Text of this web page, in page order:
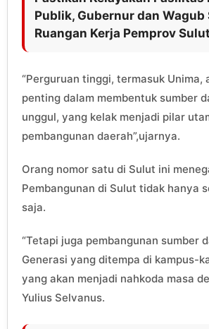
Publik, Gubernur dan Wagub
Ruangan Kerja Pemprov Sulut
“Perguruan tinggi, termasuk Unima,
penting dalam membentuk sumber
unggul, yang kelak menjadi pilar
pembangunan daerah”,ujarnya.
Orang nomor satu di Sulut ini
Pembangunan di Sulut tidak hanya
saja.
“Tetapi juga pembangunan sumber
Generasi yang ditempa di kampus-
yang akan menjadi nahkoda masa
Yulius Selvanus.